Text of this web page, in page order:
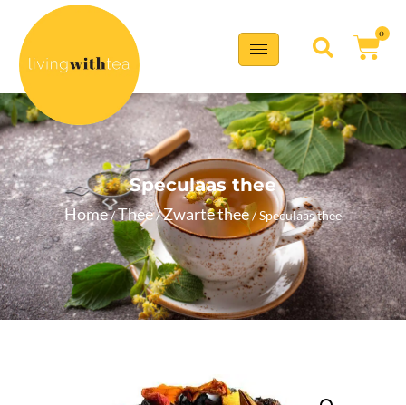
0
Speculaas thee
Home/Thee/Zwarte thee/ Speculaas thee